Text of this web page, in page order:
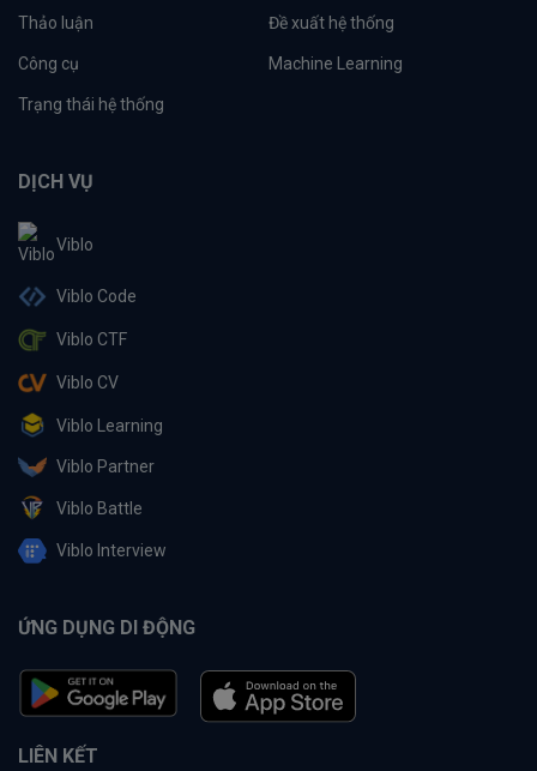
Thảo luận Đề xuất hệ thống
Công cụ Machine Learning
Trạng thái hệ thống
DỊCH VỤ
Viblo
Viblo Code
Viblo CTF
Viblo CV
Viblo Learning
Viblo Partner
Viblo Battle
Viblo Interview
ỨNG DỤNG DI ĐỘNG
LIÊN KẾT